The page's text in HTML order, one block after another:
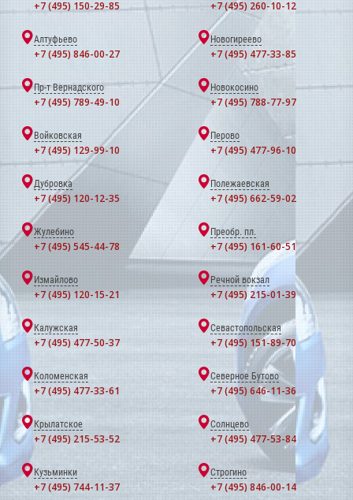
+7 (495) 150-29-85 +7 (495) 260-10-12
Алтуфьево
+7 (495) 846-00-27
Новогиреево
+7 (495) 477-33-85
Пр-т Вернадского
+7 (495) 789-49-10
Новокосино
+7 (495) 788-77-97
Войковская
+7 (495) 129-99-10
Перово
+7 (495) 477-96-10
Дубровка
+7 (495) 120-12-35
Полежаевская
+7 (495) 662-59-02
Жулебино
+7 (495) 545-44-78
Преобр. пл.
+7 (495) 161-60-51
Измайлово
+7 (495) 120-15-21
Речной вокзал
+7 (495) 215-01-39
Калужская
+7 (495) 477-50-37
Севастопольская
+7 (495) 151-89-70
Коломенская
+7 (495) 477-33-61
Северное Бутово
+7 (495) 646-11-36
Крылатское
+7 (495) 215-53-52
Солнцево
+7 (495) 477-53-84
Кузьминки
+7 (495) 744-11-37
Строгино
+7 (495) 846-00-14